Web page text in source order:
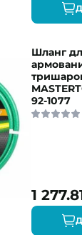
Шланг
92-1077
1